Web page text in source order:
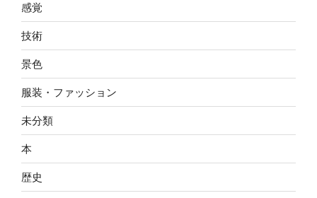
感覚
技術
景色
服装・ファッション
未分類
本
歴史